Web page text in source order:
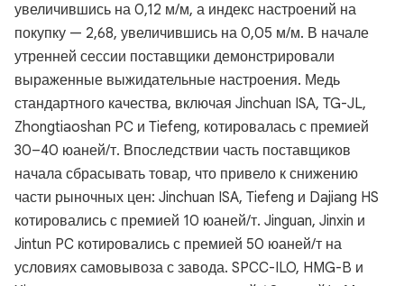
увеличившись на 0,12 м/м, а индекс настроений на
покупку — 2,68, увеличившись на 0,05 м/м. В начале
утренней сессии поставщики демонстрировали
выраженные выжидательные настроения. Медь
стандартного качества, включая Jinchuan ISA, TG-JL,
Zhongtiaoshan PC и Tiefeng, котировалась с премией
30–40 юаней/т. Впоследствии часть поставщиков
начала сбрасывать товар, что привело к снижению
части рыночных цен: Jinchuan ISA, Tiefeng и Dajiang HS
котировались с премией 10 юаней/т. Jinguan, Jinxin и
Jintun PC котировались с премией 50 юаней/т на
условиях самовывоза с завода. SPCC-ILO, HMG-B и